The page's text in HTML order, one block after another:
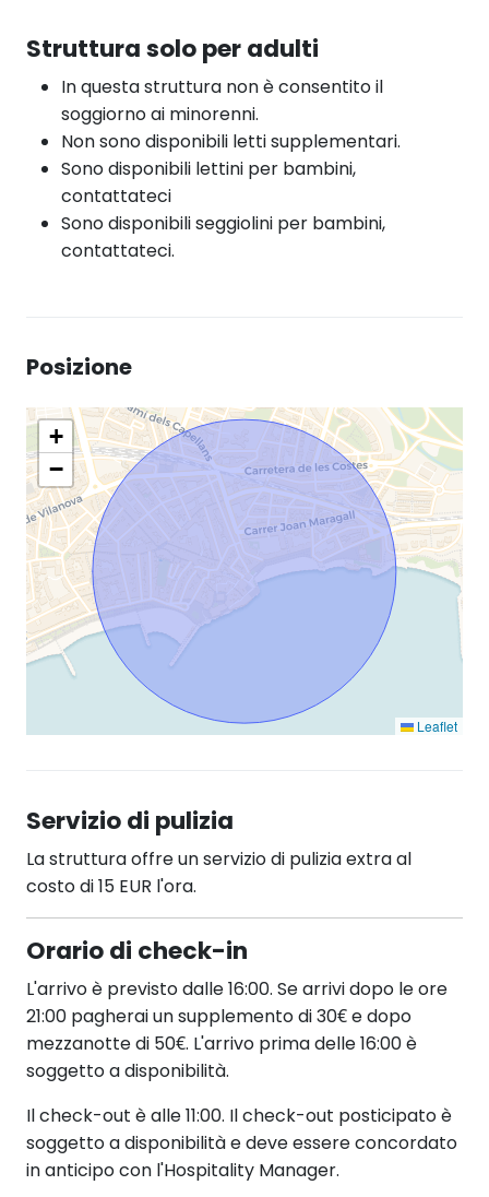
Struttura solo per adulti
In questa struttura non è consentito il
soggiorno ai minorenni.
Non sono disponibili letti supplementari.
Sono disponibili lettini per bambini,
contattateci
Sono disponibili seggiolini per bambini,
contattateci.
Posizione
+
−
Leaflet
Servizio di pulizia
La struttura offre un servizio di pulizia extra al
costo di 15 EUR l'ora.
Orario di check-in
L'arrivo è previsto dalle 16:00. Se arrivi dopo le ore
21:00 pagherai un supplemento di 30€ e dopo
mezzanotte di 50€. L'arrivo prima delle 16:00 è
soggetto a disponibilità.
Il check-out è alle 11:00. Il check-out posticipato è
soggetto a disponibilità e deve essere concordato
in anticipo con l'Hospitality Manager.